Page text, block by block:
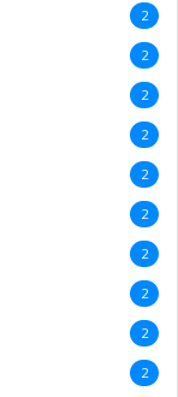
2
2
2
2
2
2
2
2
2
2